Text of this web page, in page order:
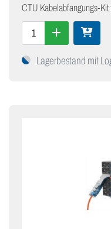
CTU Kabelabfangungs-
Lagerbestand mit